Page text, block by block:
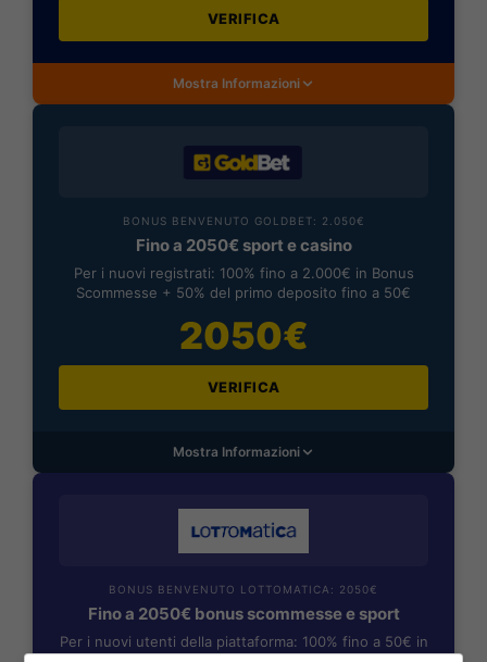
VERIFICA
Mostra Informazioni
BONUS BENVENUTO GOLDBET: 2.050€
Fino a 2050€ sport e casino
Per i nuovi registrati: 100% fino a 2.000€ in Bonus
Scommesse + 50% del primo deposito fino a 50€
2050€
VERIFICA
Mostra Informazioni
BONUS BENVENUTO LOTTOMATICA: 2050€
Fino a 2050€ bonus scommesse e sport
Per i nuovi utenti della piattaforma: 100% fino a 50€ in